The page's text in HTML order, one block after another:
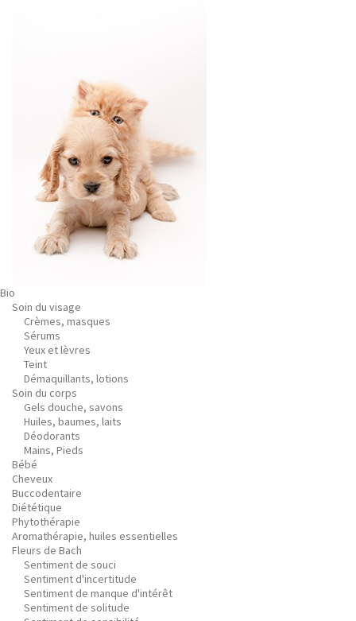
Bio
Soin du visage
Crèmes, masques
Sérums
Yeux et lèvres
Teint
Démaquillants, lotions
Soin du corps
Gels douche, savons
Huiles, baumes, laits
Déodorants
Mains, Pieds
Bébé
Cheveux
Buccodentaire
Diététique
Phytothérapie
Aromathérapie, huiles essentielles
Fleurs de Bach
Sentiment de souci
Sentiment d'incertitude
Sentiment de manque d'intérêt
Sentiment de solitude